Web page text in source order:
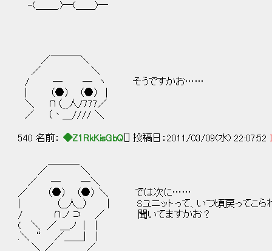
-(＿＿_.)─(＿＿)─
／￣￣￣＼
／ ＼
/ ─ ─ ヽ そうですかお……
| （●） （●） |
＼ ∩（__人/777／
／ （丶＿//// ＼
540 名前： ◆Z1RkKisGbQ [] 投稿日：2011/03/09(水) 22:07:52
／ ＼
／ ─ ─＼
／ （●） （●） ＼ では次に……
| （__人__） | Sユニットって、いつ頃戻ってこられ
/ ∩ノ ⊃ ／ 聞いてますかお？
( ＼ ／ ＿ノ | |
.＼ “ ／＿＿| |
＼ ／＿＿＿ ／